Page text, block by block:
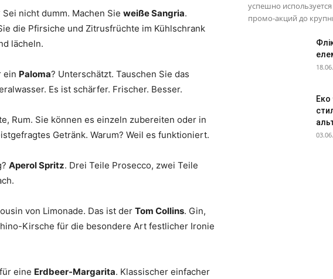
nicht dumm. Machen Sie weiße Sangria.
die Pfirsiche und Zitrusfrüchte im Kühlschrank
lächeln.
ein Paloma? Unterschätzt. Tauschen Sie das
Es ist schärfer. Frischer. Besser.
Rum. Sie können es einzeln zubereiten oder in
Getränk. Warum? Weil es funktioniert.
Aperol Spritz. Drei Teile Prosecco, zwei Teile
von Limonade. Das ist der Tom Collins. Gin,
Kirsche für die besondere Art festlicher Ironie
eine Erdbeer-Margarita. Klassischer einfacher
успешно
промо-акций до
Еко